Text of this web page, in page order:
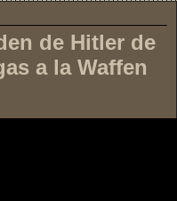
de Hitler de
a la Waffen